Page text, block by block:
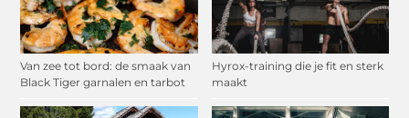
Van zee tot bord: de smaak van
Black Tiger garnalen en tarbot
Hyrox-training die je fit en sterk
maakt